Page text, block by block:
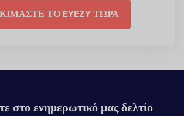
ΤΟ EYEZY ΤΩΡΑ
στο ενημερωτικό μας δελτίο